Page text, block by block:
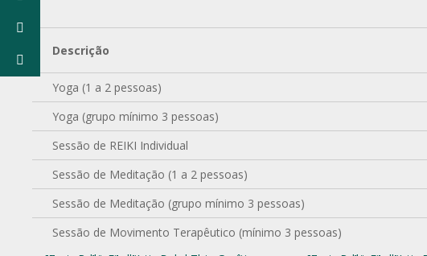
Descrição
Yoga (1 a 2 pessoas)
Yoga (grupo mínimo 3 pessoas)
Sessão de REIKI Individual
Sessão de Meditação (1 a 2 pessoas)
Sessão de Meditação (grupo mínimo 3 pessoas)
Sessão de Movimento Terapêutico (mínimo 3 pessoas)